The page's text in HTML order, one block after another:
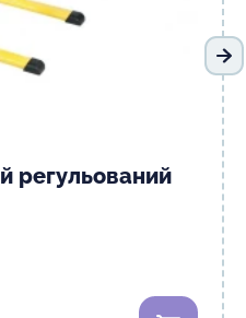
регульований